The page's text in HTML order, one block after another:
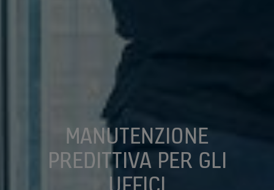
MANUTENZIONE
PREDITTIVA PER GLI
UFFICI